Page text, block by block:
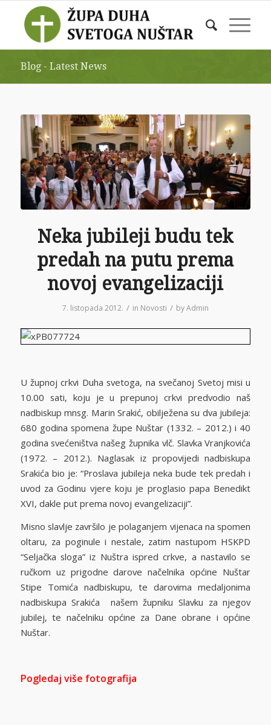
Blog - Latest News
Neka jubileji budu tek
predah na putu prema
novoj evangelizaciji
7. listopada 2012. / in Novosti / byAdmin
U župnoj crkvi Duha svetoga, na svečanoj Svetoj misi u
10.00 sati, koju je u prepunoj crkvi predvodio naš
nadbiskup mnsg. Marin Srakić, obilježena su dva jubileja:
680 godina spomena župe Nuštar (1332. – 2012.) i 40
godina svećeništva našeg župnika vlč. Slavka Vranjkovića
(1972. – 2012.). Naglasak iz propovijedi nadbiskupa
Srakića bio je: “Proslava jubileja neka bude tek predah i
uvod za Godinu vjere koju je proglasio papa Benedikt
XVI, dakle put prema novoj evangelizaciji”.
Misno slavlje završilo je polaganjem vijenaca na spomen
oltaru, za poginule i nestale, zatim nastupom HSKPD
“Seljačka sloga” iz Nuštra ispred crkve, a nastavilo se
ručkom uz prigodne darove načelnika općine Nuštar
Stipe Tomića nadbiskupu, te darovima medaljonima
nadbiskupa Srakića našem župniku Slavku za njegov
jubilej, te načelniku općine za Dane obrane i općine
Nuštar.
Pogledaj više fotografija